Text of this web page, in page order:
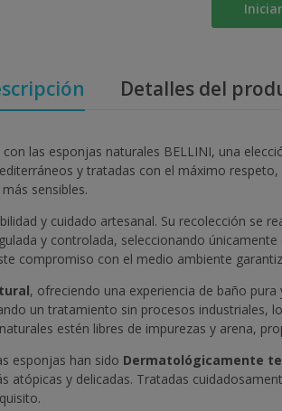
Detalles del
las esponjas naturales BELLINI, una
y tratadas con el máximo
sensibles.
y cuidado artesanal. Su recolección se
y controlada, seleccionando
compromiso con el medio ambiente
, ofreciendo una experiencia de baño
un tratamiento sin procesos industriales,
estén libres de impurezas y arena,
esponjas han sido Dermatológicamente
atópicas y delicadas. Tratadas